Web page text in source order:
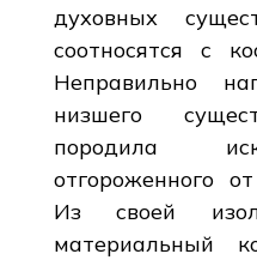
духовных
соотносятся с
Неправильно
низшего
породила
отгороженного
Из своей
материальный